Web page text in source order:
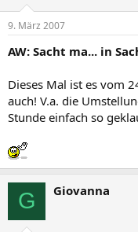
9. März 2007
AW: Sacht ma... in
Dieses Mal ist es vom
auch! V.a. die
Stunde einfach so
G Giovanna